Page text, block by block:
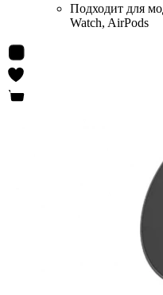
Подходит для
Watch, AirPods